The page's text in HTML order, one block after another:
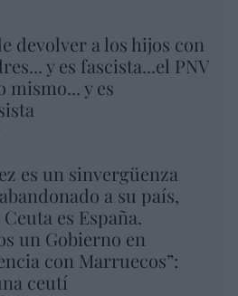
devolver a los hijos con
y es fascista...el PNV
mismo... y es
es un sinvergüenza
a su país,
es España.
un Gobierno en
con Marruecos”:
ceutí